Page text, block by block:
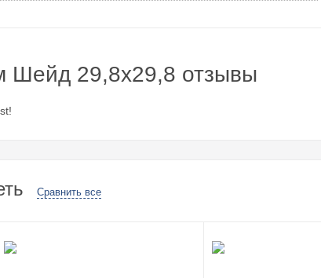
Шейд 29,8x29,8 отзывы
Сравнить все